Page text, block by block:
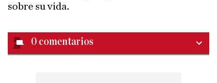
sobre su vida.
0 comentarios